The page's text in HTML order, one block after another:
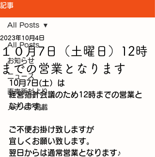
記事
All Posts
お知らせ
ニュース
直売所だより
メディア掲載
All Posts
１０月7日（土曜日）12時
までの営業となります
2023年10月4日
10月7日(土）は
経営指針会議のため12時までの営業と
なります。
ご不便お掛け致しますが
宜しくお願い致します。
翌日からは通常営業となります♪